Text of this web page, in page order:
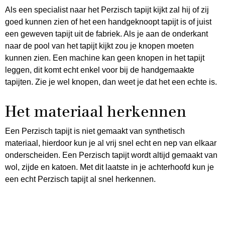
Als een specialist naar het Perzisch tapijt kijkt zal hij of zij
goed kunnen zien of het een handgeknoopt tapijt is of juist
een geweven tapijt uit de fabriek. Als je aan de onderkant
naar de pool van het tapijt kijkt zou je knopen moeten
kunnen zien. Een machine kan geen knopen in het tapijt
leggen, dit komt echt enkel voor bij de handgemaakte
tapijten. Zie je wel knopen, dan weet je dat het een echte is.
Het materiaal herkennen
Een Perzisch tapijt is niet gemaakt van synthetisch
materiaal, hierdoor kun je al vrij snel echt en nep van elkaar
onderscheiden. Een Perzisch tapijt wordt altijd gemaakt van
wol, zijde en katoen. Met dit laatste in je achterhoofd kun je
een echt Perzisch tapijt al snel herkennen.